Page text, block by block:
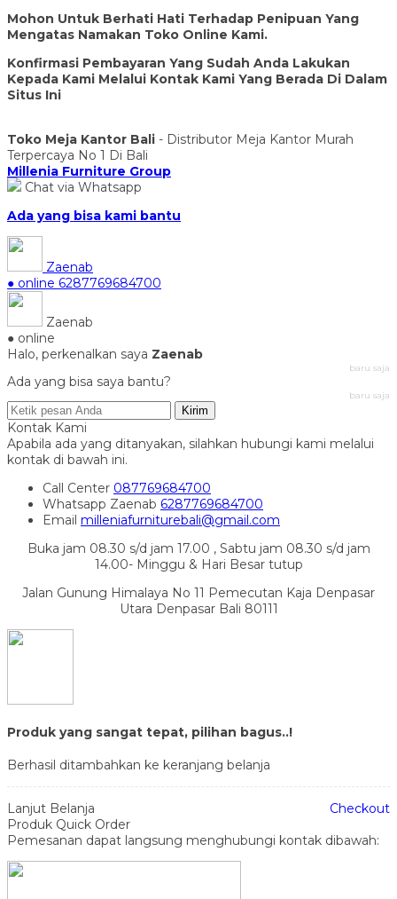
Mohon Untuk Berhati Hati Terhadap Penipuan Yang
Mengatas Namakan Toko Online Kami.
Konfirmasi Pembayaran Yang Sudah Anda Lakukan
Kepada Kami Melalui Kontak Kami Yang Berada Di Dalam
Situs Ini
Toko Meja Kantor Bali - Distributor Meja Kantor Murah
Terpercaya No 1 Di Bali
Millenia Furniture Group
Chat via Whatsapp
Ada yang bisa kami bantu
Zaenab
● online 6287769684700
Zaenab
● online
Halo, perkenalkan saya Zaenab
baru saja
Ada yang bisa saya bantu?
baru saja
Kirim
Kontak Kami
Apabila ada yang ditanyakan, silahkan hubungi kami melalui
kontak di bawah ini.
Call Center 087769684700
Whatsapp Zaenab 6287769684700
Email milleniafurniturebali@gmail.com
Buka jam 08.30 s/d jam 17.00 , Sabtu jam 08.30 s/d jam
14.00- Minggu & Hari Besar tutup
Jalan Gunung Himalaya No 11 Pemecutan Kaja Denpasar
Utara Denpasar Bali 80111
Produk yang sangat tepat, pilihan bagus..!
Berhasil ditambahkan ke keranjang belanja
Lanjut Belanja
Checkout
Produk Quick Order
Pemesanan dapat langsung menghubungi kontak dibawah: